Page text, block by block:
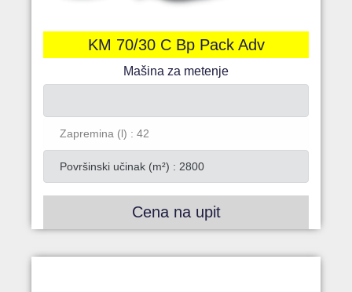
KM 70/30 C Bp Pack Adv
Mašina za metenje
Zapremina (l) : 42
Površinski učinak (m²) : 2800
Cena na upit